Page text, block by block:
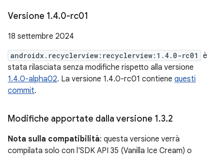
Versione 1.4.0-rc01
18 settembre 2024
androidx.recyclerview:recyclerview:1.4.0-rc01
è
stata rilasciata senza modifiche rispetto alla versione
1.4.0-alpha02. La versione 1.4.0-rc01 contiene questi
commit.
Modifiche apportate dalla versione 1.3.2
Nota sulla compatibilità: questa versione verrà
compilata solo con l'SDK API 35 (Vanilla Ice Cream) o